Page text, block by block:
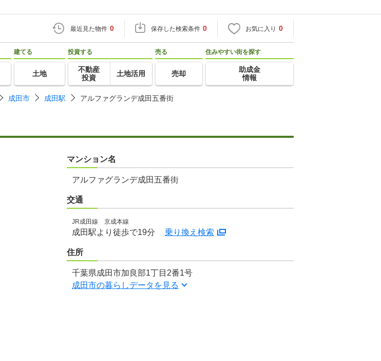
最近見た物件 0 保存した検索条件 0 お気に入り 0
建てる
土地
投資する
不動産
投資
土地活用
売る
売却
住みやすい街を探す
助成金
情報
成田市 成田駅 アルファグランデ成田五番街
マンション名
アルファグランデ成田五番街
交通
JR成田線 京成本線
成田駅より徒歩で19分 乗り換え検索
住所
千葉県成田市加良部1丁目2番1号
成田市の暮らしデータを見る